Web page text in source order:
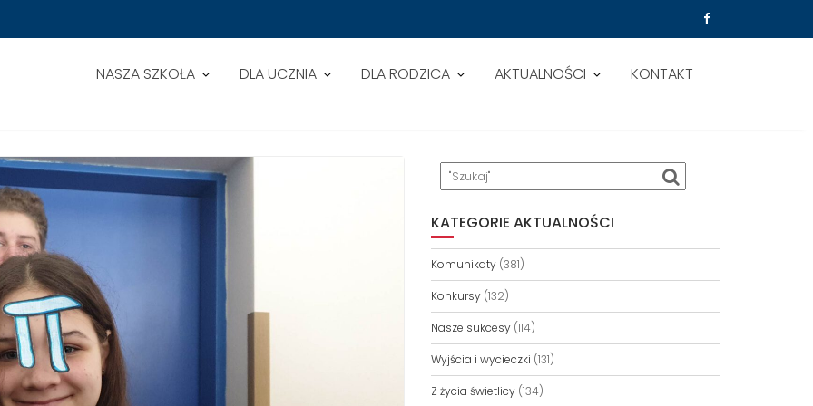
NASZA SZKOŁA DLA UCZNIA DLA RODZICA AKTUALNOŚCI KONTAKT
KATEGORIE AKTUALNOŚCI
Komunikaty(381)
Konkursy(132)
Nasze sukcesy(114)
Wyjścia i wycieczki (131)
Z życia świetlicy(134)